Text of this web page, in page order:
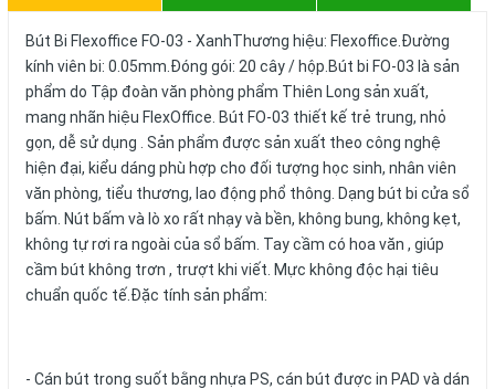
Bút Bi Flexoffice FO-03 - XanhThương hiệu: Flexoffice.Đường
kính viên bi: 0.05mm.Đóng gói: 20 cây / hộp.Bút bi FO-03 là sản
phẩm do Tập đoàn văn phòng phẩm Thiên Long sản xuất,
mang nhãn hiệu FlexOffice. Bút FO-03 thiết kế trẻ trung, nhỏ
gọn, dễ sử dụng . Sản phẩm được sản xuất theo công nghệ
hiện đại, kiểu dáng phù hợp cho đối tượng học sinh, nhân viên
văn phòng, tiểu thương, lao động phổ thông. Dạng bút bi cửa sổ
bấm. Nút bấm và lò xo rất nhạy và bền, không bung, không kẹt,
không tự rơi ra ngoài của sổ bấm. Tay cầm có hoa văn , giúp
cầm bút không trơn , trượt khi viết. Mực không độc hại tiêu
chuẩn quốc tế.Đặc tính sản phẩm:
- Cán bút trong suốt bằng nhựa PS, cán bút được in PAD và dán